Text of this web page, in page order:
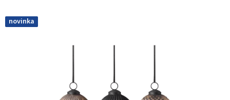
z 5
hviezdičiek.
novinka